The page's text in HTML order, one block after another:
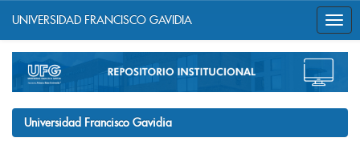
navigation
UNIVERSIDAD FRANCISCO GAVIDIA
Universidad Francisco Gavidia